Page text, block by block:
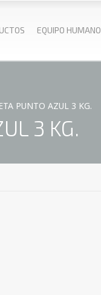
EQUIPO HUMANO
PUNTO AZUL 3 KG.
3 KG.